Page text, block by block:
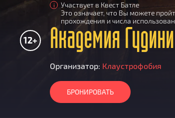
i
Участвует в Квест Батле
Это означает, что Вы можете
прохождения и числа
Академия Гудини
12+
Организатор: Клаустрофобия
БРОНИРОВАТЬ